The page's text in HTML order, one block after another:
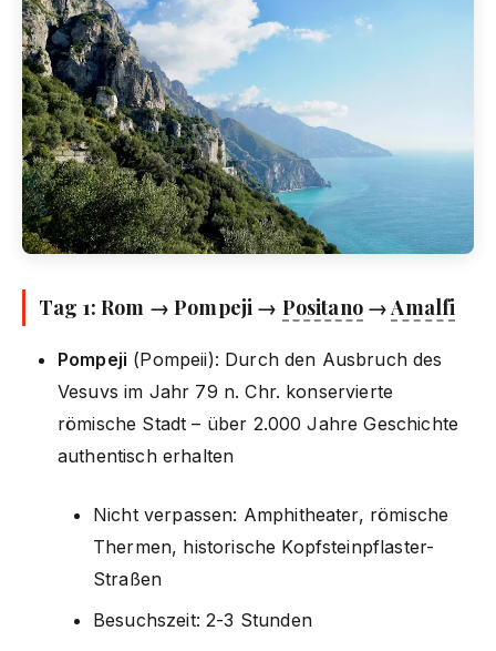
Tag 1: Rom → Pompeji → Positano→Amalfi
Pompeji (Pompeii): Durch den Ausbruch des
Vesuvs im Jahr 79 n. Chr. konservierte
römische Stadt – über 2.000 Jahre Geschichte
authentisch erhalten
Nicht verpassen: Amphitheater, römische
Thermen, historische Kopfsteinpflaster-
Straßen
Besuchszeit: 2-3 Stunden